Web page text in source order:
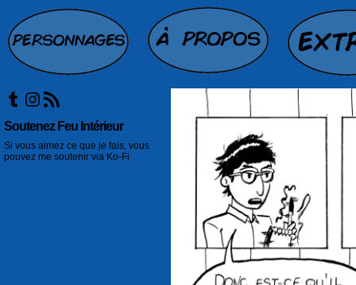
Tumblr
Instagram
Flux RSS
Soutenez Feu Intérieur
Si vous aimez ce que je fais, vous
pouvez me soutenir via Ko-Fi